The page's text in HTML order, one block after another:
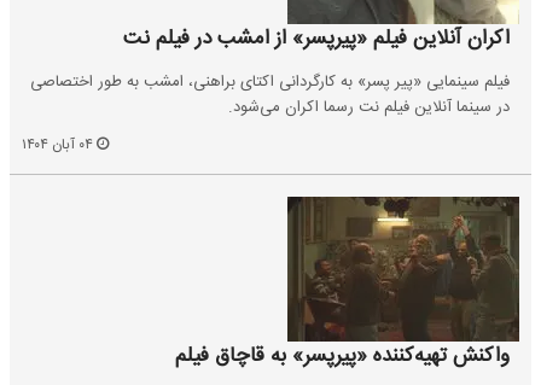
اکران آنلاین فیلم «پیرپسر» از امشب در فیلم نت
فیلم سینمایی «پیر پسر» به کارگردانی اکتای براهنی، امشب به طور اختصاصی
در سینما آنلاین فیلم نت رسما اکران می‌شود.
واکنش تهیه‌کننده «پیرپسر» به قاچاق فیلم